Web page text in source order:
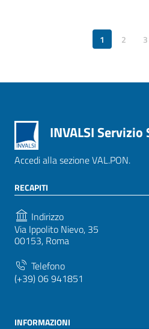
1 2 3
INVALSI
Accedi alla sezione VAL.PON.
RECAPITI
Indirizzo
Via Ippolito Nievo, 35
00153, Roma
Telefono
(+39) 06 941851
INFORMAZIONI